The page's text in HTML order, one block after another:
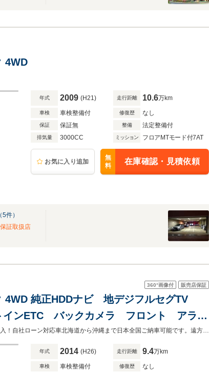
4WD
年式 2009 (H21) 走行距離 10.6万km
車検 車検整備付 修復歴 なし
保証 保証無 整備 法定整備付
排気量 3000CC ミッション フロアMTモード付7AT
お気に入り追加
無
料
在庫確認・見積依頼
5件）
証取扱店
360°画像付 販売店保証
4WD 純正HDDナビ 地デジフルセグTV
ンETC バックカメラ フロント アラウ
ンルーフ チルトテレスコピック クルー
ナー
全国対応 オートローン＋自社ローンで１００％購入！自社ローン対応車北海道から沖縄まで日本全国ご納車可能です。遠方にお住まいのお客様もお気軽にご相談ください。
年式 2014 (H26) 走行距離 9.4万km
車検 車検整備付 修復歴 なし